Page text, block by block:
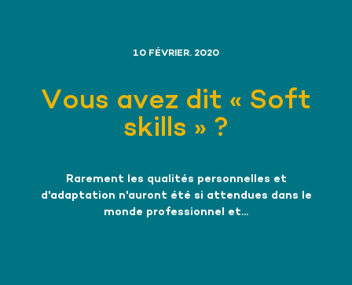
10 FÉVRIER. 2020
Vous avez dit « Soft
skills » ?
Rarement les qualités personnelles et
d'adaptation n'auront été si attendues dans le
monde professionnel et...